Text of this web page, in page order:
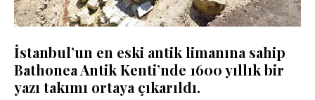
İstanbul’un en eski antik limanına sahip
Bathonea Antik Kenti’nde 1600 yıllık bir
yazı takımı ortaya çıkarıldı.